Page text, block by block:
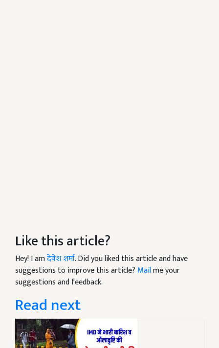
Like this article?
Hey! I amदेवेश शर्मा. Did you liked this article and have
suggestions to improve this article? Mailme your
suggestions and feedback.
Read next